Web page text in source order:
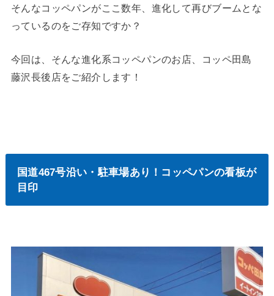
そんなコッペパンがここ数年、進化して再びブームとな
っているのをご存知ですか？
今回は、そんな進化系コッペパンのお店、コッペ田島
藤沢長後店をご紹介します！
国道467号沿い・駐車場あり！コッペパンの看板が
目印